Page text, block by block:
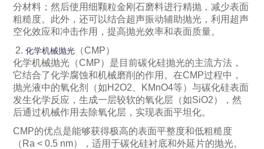
分材料；然后使用细颗粒金刚石磨料进行精抛，减少表面
粗糙度。此外，还可以结合超声振动辅助抛光，利用超声
空化效应和冲击作用，提高抛光效率和表面质量。
2.化学机械抛光 （CMP）
化学机械抛光（CMP）是目前碳化硅抛光的主流方法，
它结合了化学腐蚀和机械磨削的作用。在CMP过程中，
抛光液中的氧化剂（如H2O2、KMnO4等）与碳化硅表面
发生化学反应，生成一层较软的氧化层（如SiO2），然
后通过机械作用去除氧化层，实现表面平坦化。
CMP的优点是能够获得极高的表面平整度和低粗糙度
（Ra < 0.5 nm），适用于碳化硅衬底和外延片的抛光。